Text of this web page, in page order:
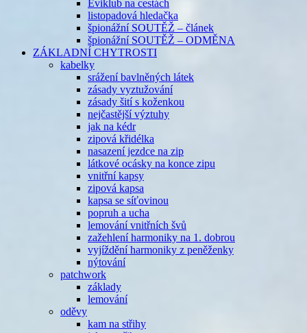
Eviklub na cestách
listopadová hledačka
špionážní SOUTĚŽ – článek
špionážní SOUTĚŽ – ODMĚNA
ZÁKLADNÍ CHYTROSTI
kabelky
srážení bavlněných látek
zásady vyztužování
zásady šití s koženkou
nejčastější výztuhy
jak na kédr
zipová křidélka
nasazení jezdce na zip
látkové ocásky na konce zipu
vnitřní kapsy
zipová kapsa
kapsa se síťovinou
popruh a ucha
lemování vnitřních švů
zažehlení harmoniky na 1. dobrou
vyjíždění harmoniky z peněženky
nýtování
patchwork
základy
lemování
oděvy
kam na střihy